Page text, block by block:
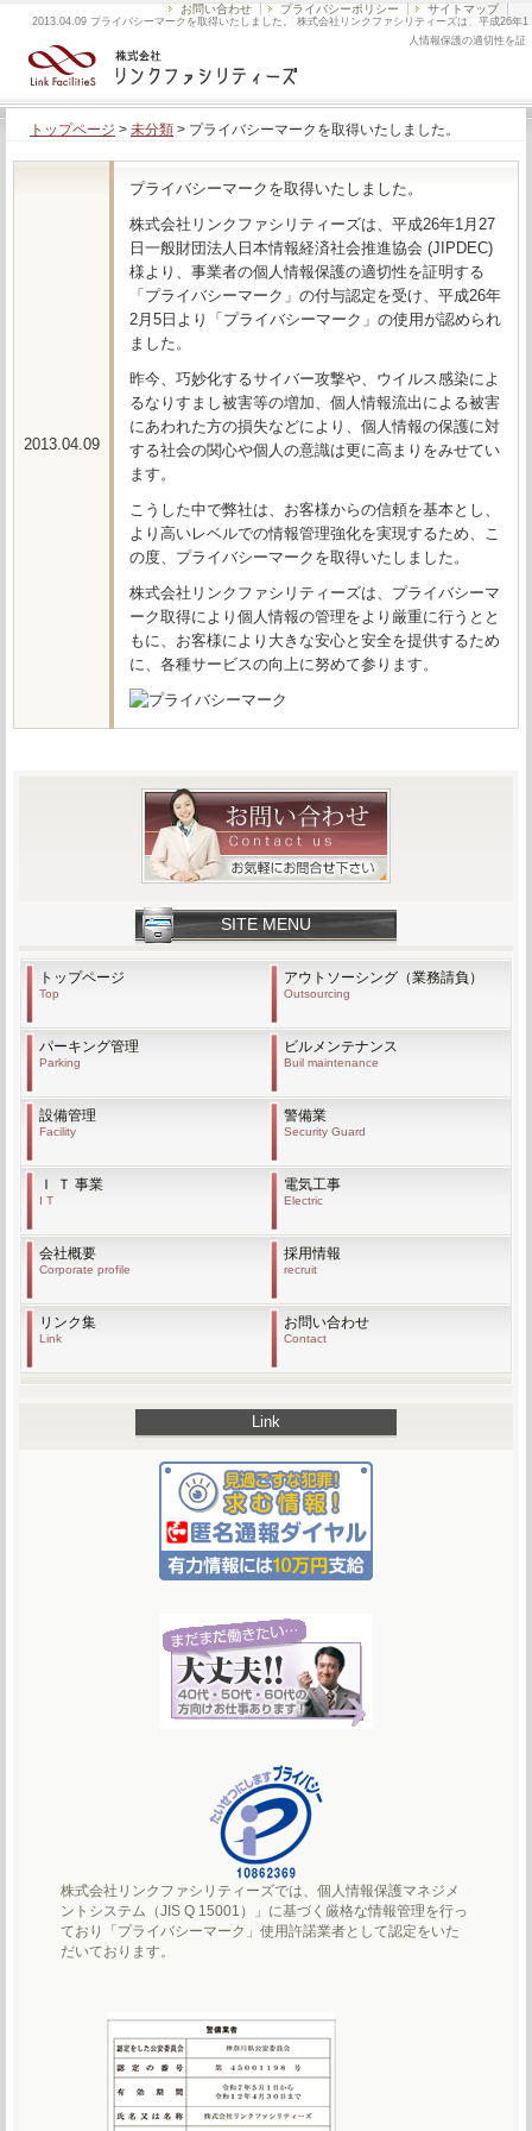
2013.04.09 プライバシーマークを取得いたしました。 株式会社リンクファシリティーズは、平成26年1
月27日一般財団法人日本情報経済社会推進協会 (JIPDEC) 様より、事業者の個人情報保護の適切性を証
明する「 […]
お問い合わせ プライバシーポリシー サイトマップ
トップページ > 未分類 > プライバシーマークを取得いたしました。
2013.04.09
プライバシーマークを取得いたしました。
株式会社リンクファシリティーズは、平成26年1月27
日一般財団法人日本情報経済社会推進協会 (JIPDEC)
様より、事業者の個人情報保護の適切性を証明する
「プライバシーマーク」の付与認定を受け、平成26年
2月5日より「プライバシーマーク」の使用が認められ
ました。
昨今、巧妙化するサイバー攻撃や、ウイルス感染によ
るなりすまし被害等の増加、個人情報流出による被害
にあわれた方の損失などにより、個人情報の保護に対
する社会の関心や個人の意識は更に高まりをみせてい
ます。
こうした中で弊社は、お客様からの信頼を基本とし、
より高いレベルでの情報管理強化を実現するため、こ
の度、プライバシーマークを取得いたしました。
株式会社リンクファシリティーズは、プライバシーマ
ーク取得により個人情報の管理をより厳重に行うとと
もに、お客様により大きな安心と安全を提供するため
に、各種サービスの向上に努めて参ります。
SITE MENU
トップページ
Top
アウトソーシング（業務請負）
Outsourcing
パーキング管理
Parking
ビルメンテナンス
Buil maintenance
設備管理
Facility
警備業
Security Guard
Ｉ Ｔ 事業
I T
電気工事
Electric
会社概要
Corporate profile
採用情報
recruit
リンク集
Link
お問い合わせ
Contact
Link
株式会社リンクファシリティーズでは、個人情報保護マネジメ
ントシステム（JIS Q 15001）」に基づく厳格な情報管理を行っ
ており「プライバシーマーク」使用許諾業者として認定をいた
だいております。